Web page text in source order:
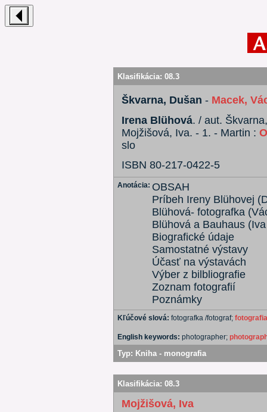
Klasifikácia: 08.3
Škvarna, Dušan - Macek,
Irena Blühová. / aut.
Mojžišová, Iva. - 1. - Martin :
slo
ISBN 80-217-0422-5
Anotácia: OBSAH
Príbeh Ireny Blühovej
Blühová- fotografka
Blühová a Bauhaus
Biografické údaje
Samostatné výstavy
Účasť na výstavách
Výber z bilbliografie
Zoznam fotografií
Poznámky
Kľúčové slová: fotografka /fotograf; fotografia
English keywords: photographer;
Typ: Kniha - monografia
Klasifikácia: 08.3
Mojžišová, Iva